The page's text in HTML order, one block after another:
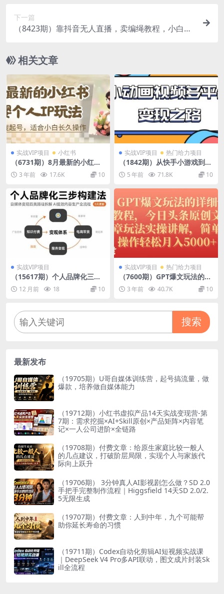
下一篇
（8423期）靠抖音无人直播，卖编绳教程，小白也
相关文章
实战VIP项目 小红书
（6731期）8月最新的小红书
母婴个人IP玩法，七天螺旋起
号 小白长久操作(附带全部教
3 年前 17.6K 10
实战VIP项目 热门给力项目
（1842期）从快手小游戏到多
平台多种形式变现，开启小动
画推广变现之路
5 年前 71.8K 10
实战VIP项目
（15617期）个人品牌化三步
构建法-8月：自媒体变现四类
路径拆解 AI提效内容生产全流
12 月前 18 10
实战VIP项目 热门给力项目
（7600期）GPT爆文玩法的详
细教程，今日头条原创文章玩
法实操讲解，简单操作月入50
3 年前 40.7K 10
搜索
最新发布
（19705期）U哥自媒体训练营，起号搞流量，做
爆款，培养做自媒体能力
（19712期）小红书虚拟产品14天实战变现营-第
7期：需求挖掘×AI+Skill原创×产品矩阵×内容笔
记×一人公司进阶×全链路
（19708期）付费文章：给原生家庭比较一般人
的几点建议，打破阶层局限，实现个人与家族代
际向上跃升
（19706期） 3分钟真人AI影视剧怎么做？SD 2.0
手把手完整制作流程｜Higgsfield 14天SD 2.0/2.
5无限生成
（19707期）付费文章：人到中年，九个可能帮
助你延长寿命的习惯
（19711期）Codex自动化剪辑AI短视频实战课
｜DeepSeek V4 Pro多API联动，图文成片封装Sk
ill全流程